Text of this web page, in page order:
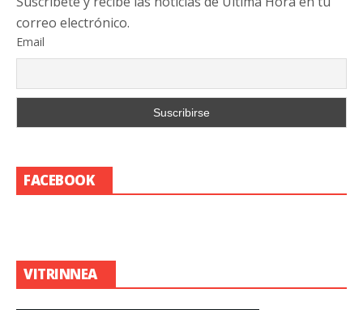
correo electrónico.
Email
FACEBOOK
VITRINNEA